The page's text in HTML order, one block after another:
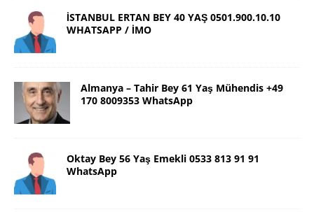
İSTANBUL ERTAN BEY 40 YAŞ 0501.900.10.10
WHATSAPP / İMO
Almanya – Tahir Bey 61 Yaş Mühendis +49
170 8009353 WhatsApp
Oktay Bey 56 Yaş Emekli 0533 813 91 91
WhatsApp